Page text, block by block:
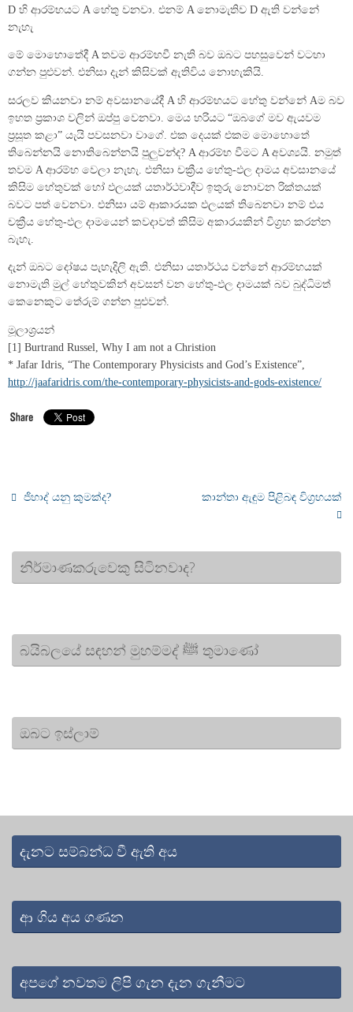
D හි ආරම්භයට A හේතු වනවා. එනම් A නොමැතිව D ඇති වන්නේ
නැහැ
මේ මොහොතේදී A තවම ආරම්භවී නැති බව ඔබට පහසුවෙන් වටහා
ගන්න පුළුවන්. එනිසා දැන් කිසිවක් ඇතිවිය නොහැකියි.
සරලව කියනවා නම් අවසානයේදී A හි ආරම්භයට හේතු වන්නේ Aම බව
ඉහත ප්‍රකාශ වලින් ඔප්පු වෙනවා. මෙය හරියට “ඔබගේ මව ඇයවම
ප්‍රසූත කළා” යැයි පවසනවා වාගේ. එක දෙයක් එකම මොහොතේ
තිබෙන්නයි නොතිබෙන්නයි පුලුවන්ද? A ආරම්භ වීමට A අවශ්‍යයි. නමුත්
තවම A ආරම්භ වෙලා නැහැ. එනිසා චක්‍රීය හේතු-ඵල දාමය අවසානයේ
කිසිම හේතුවක් හෝ ඵලයක් යතාර්ථවාදීව ඉතුරු නොවන රික්තයක්
බවට පත් වෙනවා. එනිසා යම් ආකාරයක ඵලයක් තිබෙනවා නම් එය
චක්‍රීය හේතු-ඵල දාමයෙන් කවදාවත් කිසිම අකාරයකින් විග්‍රහ කරන්න
බැහැ.
දැන් ඔබට දෝෂය පැහැදිලි ඇති. එනිසා යතාර්ථය වන්නේ ආරම්භයක්
නොමැති මුල් හේතුවකින් අවසන් වන හේතු-ඵල දාමයක් බව බුද්ධිමත්
කෙනෙකුට තේරුම් ගන්න පුළුවන්.
මූලාශ්‍රයන්
[1] Burtrand Russel, Why I am not a Christion
* Jafar Idris, “The Contemporary Physicists and God’s Existence”,
http://jaafaridris.com/the-contemporary-physicists-and-gods-existence/
ජිහාද් යනු කුමක්ද? කාන්තා ඇඳුම පිළිබඳ විග්‍රහයක්
නිර්මාණකරුවෙකු සිටිනවාද?
බයිබලයේ සඳහන් මුහම්මද් ﷺ තුමාණෝ
ඔබට ඉස්ලාම්
දැනට සම්බන්ධ වී ඇති අය
ආ ගිය අය ගණන
අපගේ නවතම ලිපි ගැන දැන ගැනීමට